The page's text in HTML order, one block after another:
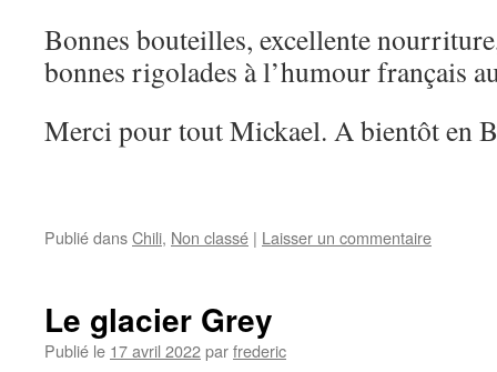
Bonnes bouteilles, excellente
bonnes rigolades à l’humour français
Merci pour tout Mickael. A bientôt en
Publié dansChili, Non classé | Laisser un commentaire
Le glacier Grey
Publié le 17 avril 2022parfrederic